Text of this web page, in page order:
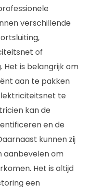
verschillende
of
is belangrijk om
aan te pakken
te
kan de
en de
kunnen zij
aanbevelen om
Het is altijd
een